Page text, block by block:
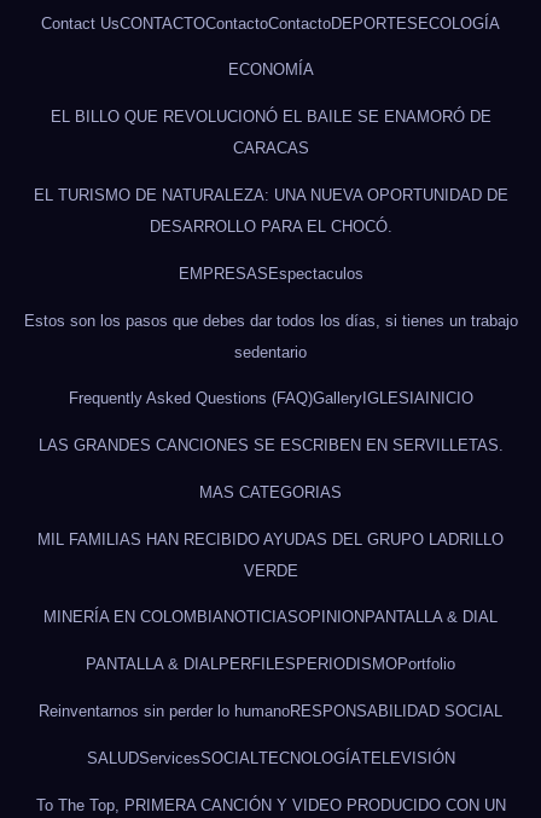
Contact UsCONTACTOContactoContactoDEPORTESECOLOGÍA
ECONOMÍA
EL BILLO QUE REVOLUCIONÓ EL BAILE SE ENAMORÓ DE
CARACAS
EL TURISMO DE NATURALEZA: UNA NUEVA OPORTUNIDAD DE
DESARROLLO PARA EL CHOCÓ.
EMPRESASEspectaculos
Estos son los pasos que debes dar todos los días, si tienes un trabajo
sedentario
Frequently Asked Questions (FAQ)GalleryIGLESIAINICIO
LAS GRANDES CANCIONES SE ESCRIBEN EN SERVILLETAS.
MAS CATEGORIAS
MIL FAMILIAS HAN RECIBIDO AYUDAS DEL GRUPO LADRILLO
VERDE
MINERÍA EN COLOMBIANOTICIASOPINION PANTALLA & DIAL
PANTALLA & DIALPERFILES PERIODISMOPortfolio
Reinventarnos sin perder lo humanoRESPONSABILIDAD SOCIAL
SALUDServicesSOCIAL TECNOLOGÍATELEVISIÓN
To The Top, PRIMERA CANCIÓN Y VIDEO PRODUCIDO CON UN